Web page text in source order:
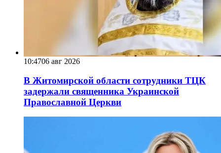
10:4706 авг 2026
В Житомирской области сотрудники ТЦК
задержали священника Украинской
Православной Церкви